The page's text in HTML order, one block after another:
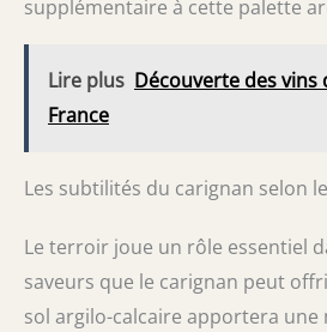
supplémentaire à cette palette
Lire plus Découverte des vins
France
Les subtilités du carignan selon
Le terroir joue un rôle essentiel
saveurs que le carignan peut
sol argilo-calcaire apportera une